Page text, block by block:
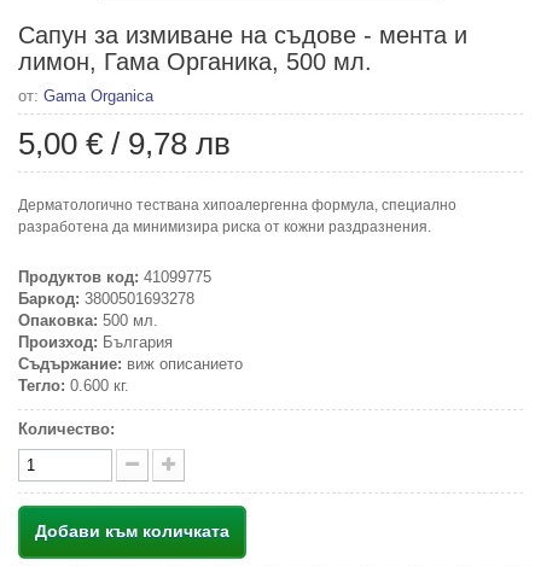
Сапун за измиване на съдове - мента и
лимон, Гама Органика, 500 мл.
от: Gama Organica
5,00 € / 9,78 лв
Дерматологично тествана хипоалергенна формула, специално
разработена да минимизира риска от кожни раздразнения.
Продуктов код: 41099775
Баркод: 3800501693278
Опаковка: 500 мл.
Произход: България
Съдържание: виж описанието
Тегло: 0.600 кг.
Количество:
Добави към количката